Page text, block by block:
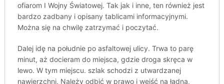
ofiarom I Wojny Światowej. Tak jak i inne, ten również jest
bardzo zadbany i opisany tablicami informacyjnymi.
Można się na chwilę zatrzymać i poczytać.
Dalej idę na południe po asfaltowej ulicy. Trwa to parę
minut, aż docieram do miejsca, gdzie droga skręca w
lewo. W tym miejscu. szlak schodzi z utwardzanej
nawierzchni. Należy odbić w prawo i wejść na ładną,